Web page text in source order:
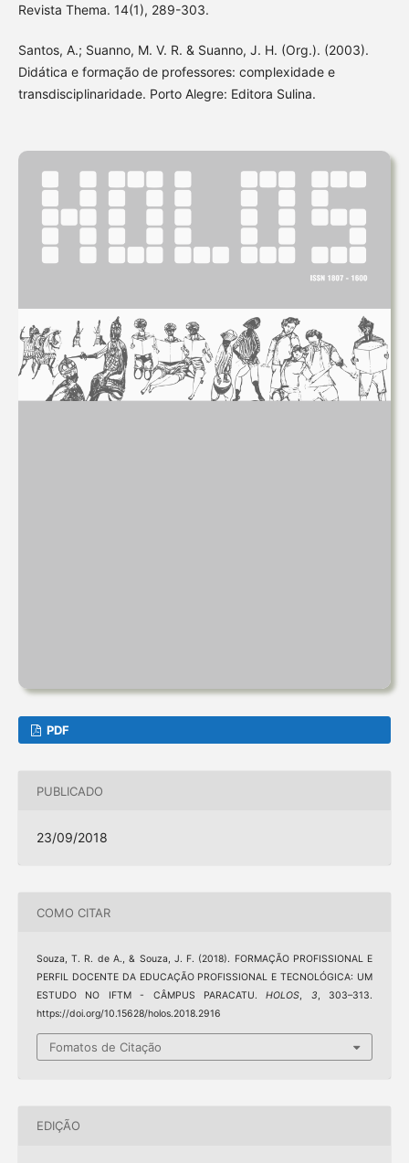
Revista Thema. 14(1), 289-303.
Santos, A.; Suanno, M. V. R. & Suanno, J. H. (Org.). (2003).
Didática e formação de professores: complexidade e
transdisciplinaridade. Porto Alegre: Editora Sulina.
PDF
PUBLICADO
23/09/2018
COMO CITAR
Souza, T. R. de A., & Souza, J. F. (2018). FORMAÇÃO PROFISSIONAL E
PERFIL DOCENTE DA EDUCAÇÃO PROFISSIONAL E TECNOLÓGICA: UM
ESTUDO NO IFTM - CÂMPUS PARACATU.HOLOS, 3, 303–313.
https://doi.org/10.15628/holos.2018.2916
Fomatos de Citação
EDIÇÃO